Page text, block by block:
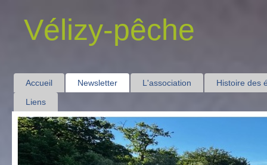
Vélizy-pêche
Accueil Newsletter L'association
Histoire des
Liens